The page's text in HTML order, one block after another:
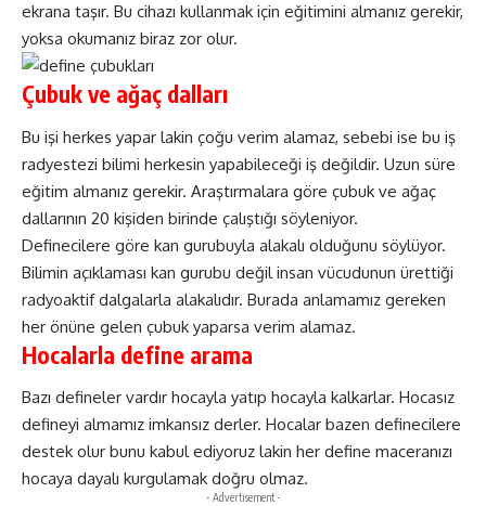
ekrana taşır. Bu cihazı kullanmak için eğitimini almanız gerekir,
yoksa okumanız biraz zor olur.
Çubuk ve ağaç dalları
Bu işi herkes yapar lakin çoğu verim alamaz, sebebi ise bu iş
radyestezi bilimi herkesin yapabileceği iş değildir. Uzun süre
eğitim almanız gerekir. Araştırmalara göre çubuk ve ağaç
dallarının 20 kişiden birinde çalıştığı söyleniyor.
Definecilere göre kan gurubuyla alakalı olduğunu söylüyor.
Bilimin açıklaması kan gurubu değil insan vücudunun ürettiği
radyoaktif dalgalarla alakalıdır. Burada anlamamız gereken
her önüne gelen çubuk yaparsa verim alamaz.
Hocalarla define arama
Bazı defineler vardır hocayla yatıp hocayla kalkarlar. Hocasız
defineyi almamız imkansız derler. Hocalar bazen definecilere
destek olur bunu kabul ediyoruz lakin her define maceranızı
hocaya dayalı kurgulamak doğru olmaz.
- Advertisement -